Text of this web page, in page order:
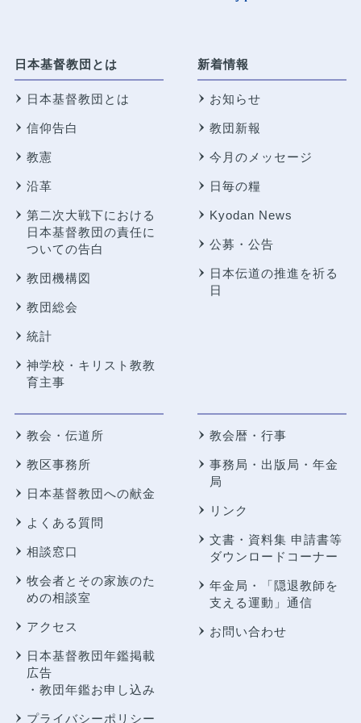
日本基督教団とは
日本基督教団とは
信仰告白
教憲
沿革
第二次大戦下における
日本基督教団の責任に
ついての告白
教団機構図
教団総会
統計
神学校・キリスト教教
育主事
新着情報
お知らせ
教団新報
今月のメッセージ
日毎の糧
Kyodan News
公募・公告
日本伝道の推進を祈る
日
教会・伝道所
教区事務所
日本基督教団への献金
よくある質問
相談窓口
牧会者とその家族のた
めの相談室
アクセス
日本基督教団年鑑掲載
広告
・教団年鑑お申し込み
プライバシーポリシー
教会暦・行事
事務局・出版局・年金
局
リンク
文書・資料集 申請書等
ダウンロードコーナー
年金局・
「隠退教師を
支える運動」通信
お問い合わせ